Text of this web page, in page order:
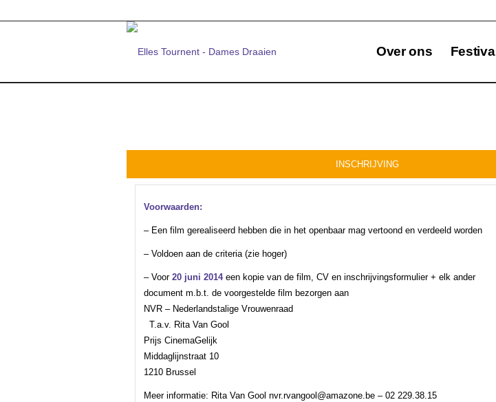
Over ons Festival
INSCHRIJVING
Voorwaarden:
– Een film gerealiseerd hebben die in het openbaar mag vertoond en verdeeld worden
– Voldoen aan de criteria (zie hoger)
– Voor20 juni 2014een kopie van de film, CV en inschrijvingsformulier + elk ander
document m.b.t. de voorgestelde film bezorgen aan
NVR – Nederlandstalige Vrouwenraad
T.a.v. Rita Van Gool
Prijs CinemaGelijk
Middaglijnstraat 10
1210 Brussel
Meer informatie: Rita Van Gool nvr.rvangool@amazone.be – 02 229.38.15